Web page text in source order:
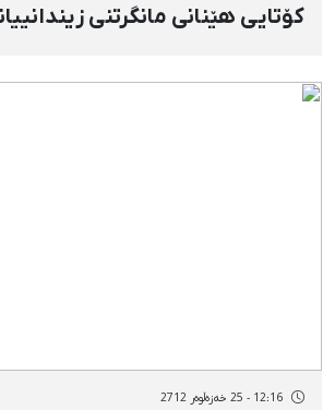
كۆتایی هێنانی مانگرتنی
12:16 - 25 خەزەڵوەر 2712